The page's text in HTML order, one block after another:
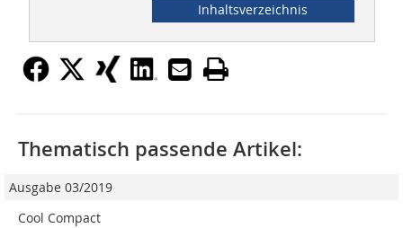
Inhaltsverzeichnis
Thematisch passende Artikel:
Ausgabe 03/2019
Cool Compact